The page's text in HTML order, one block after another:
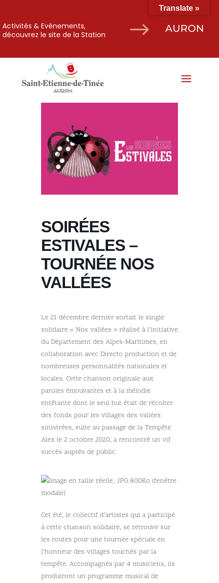
$
Activités & Evénements,
découvrez le site de la Station
AURON
SOIRÉES
ESTIVALES –
TOURNÉE NOS
VALLÉES
Le 21 décembre dernier sortait le single
solidaire « Nos vallées » réalisé à l’initiative
du Département des Alpes-Maritimes, en
collaboration avec Directo production et de
nombreuses personnalités nationales et
locales. Cette chanson originale aux
paroles émouvantes et à la mélodie
entêtante dont le seul but était de récolter
des fonds pour les villages des vallées
sinistrées, suite au passage de la Tempête
Alex le 2 octobre 2020, a rencontré un vif
succès auprès de public.
Cet été, le collectif d’artistes qui a participé
à cette chanson solidaire, se retrouve sur
les routes pour une tournée spéciale en
l’honneur des villages touchés par la
tempête. Accompagnés par 4 musiciens, ils
produiront un programme musical de
Translate »